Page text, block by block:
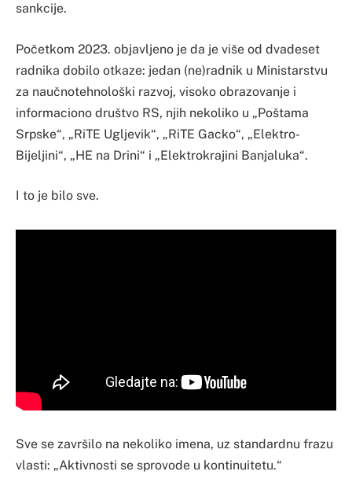
sankcije.
Početkom 2023. objavljeno je da je više od dvadeset
radnika dobilo otkaze: jedan (ne)radnik u Ministarstvu
za naučnotehnološki razvoj, visoko obrazovanje i
informaciono društvo RS, njih nekoliko u „Poštama
Srpske“, „RiTE Ugljevik“, „RiTE Gacko“, „Elektro-
Bijeljini“, „HE na Drini“ i „Elektrokrajini Banjaluka“.
I to je bilo sve.
Sve se završilo na nekoliko imena, uz standardnu frazu
vlasti: „Aktivnosti se sprovode u kontinuitetu.“